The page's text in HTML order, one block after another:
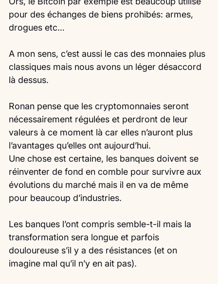
pour des échanges de biens prohibés: armes,
drogues etc…
A mon sens, c’est aussi le cas des monnaies plus
classiques mais nous avons un léger désaccord
là dessus.
Ronan pense que les cryptomonnaies seront
nécessairement régulées et perdront de leur
valeurs à ce moment là car elles n’auront plus
l’avantages qu’elles ont aujourd’hui.
Une chose est certaine, les banques doivent se
réinventer de fond en comble pour survivre aux
évolutions du marché mais il en va de même
pour beaucoup d’industries.
Les banques l’ont compris semble-t-il mais la
transformation sera longue et parfois
douloureuse s’il y a des résistances (et on
imagine mal qu’il n’y en ait pas).